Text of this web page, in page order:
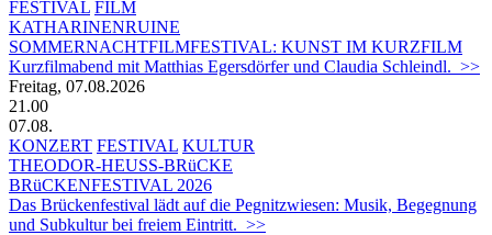
FESTIVAL FILM
KATHARINENRUINE
SOMMERNACHTFILMFESTIVAL: KUNST IM KURZFILM
Kurzfilmabend mit Matthias Egersdörfer und Claudia Schleindl. >>
Freitag, 07.08.2026
21.00
07.08.
KONZERT FESTIVAL KULTUR
THEODOR-HEUSS-BRüCKE
BRüCKENFESTIVAL 2026
Das Brückenfestival lädt auf die Pegnitzwiesen: Musik, Begegnung
und Subkultur bei freiem Eintritt. >>